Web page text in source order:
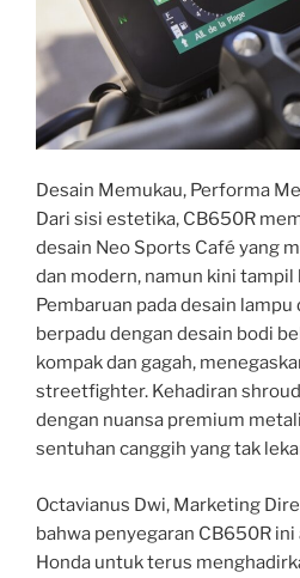
Desain Memukau, Performa
Dari sisi estetika, CB650R
desain Neo Sports Café yang
dan modern, namun kini
Pembaruan pada desain lampu
berpadu dengan desain bodi
kompak dan gagah,
streetfighter. Kehadiran
dengan nuansa premium
sentuhan canggih yang tak
Octavianus Dwi, Marketing
bahwa penyegaran CB650R
Honda untuk terus